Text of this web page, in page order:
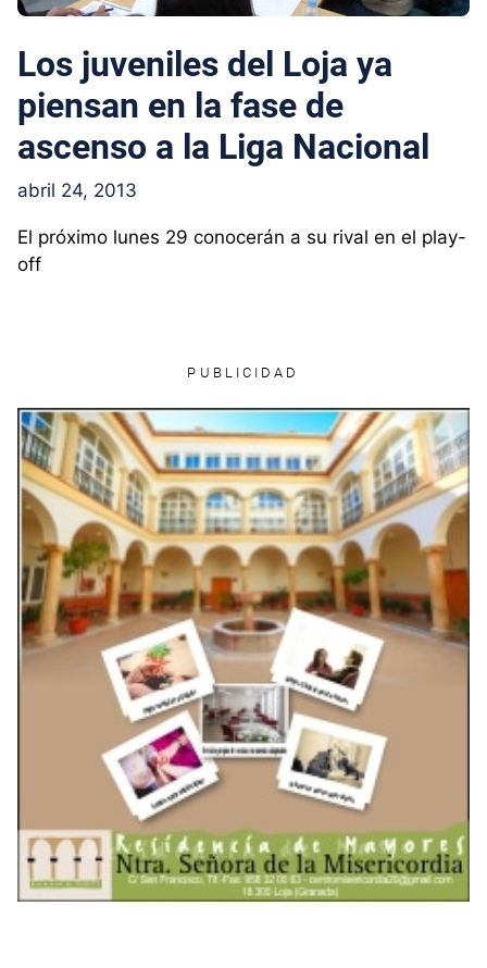
Los juveniles del Loja ya
piensan en la fase de
ascenso a la Liga Nacional
abril 24, 2013
El próximo lunes 29 conocerán a su rival en el play-
off
PUBLICIDAD